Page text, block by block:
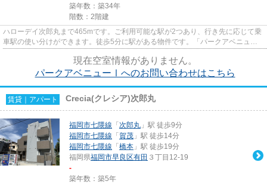
築年数：築34年
階数：2階建
ハローデイ次郎丸まで465mです。ご利用可能な駅が2つあり、行き先に応じて乗
車駅の使い分けができます。徒歩5分に駅がある物件です。「パークアベニュー
現在空室情報がありません。
パークアベニューⅠへのお問い合わせはこちら
賃貸｜アパート Crecia(クレシア)次郎丸
福岡市七隈線 「 次郎丸 」駅 徒歩9分
福岡市七隈線 「 賀茂 」駅 徒歩14分
福岡市七隈線 「 橋本 」駅 徒歩19分
福岡県福岡市早良区有田 ３丁目12-19
-
築年数：築5年